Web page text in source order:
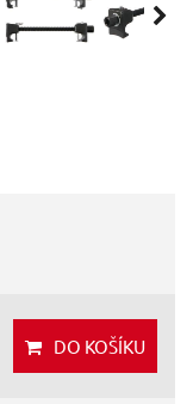
DO KOŠÍKU